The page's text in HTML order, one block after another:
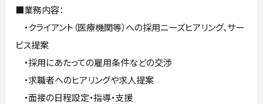
■業務内容：
・クライアント（医療機関等）への採用ニーズヒアリング、サー
ビス提案
・採用にあたっての雇用条件などの交渉
・求職者へのヒアリングや求人提案
・面接の日程設定・指導・支援